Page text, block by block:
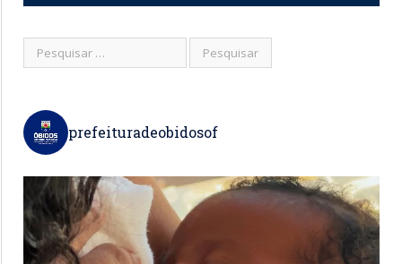
prefeituradeobidosof